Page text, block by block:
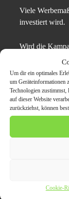
Um dir ein optimales
um Geräteinformationen
Technologien
auf dieser Website
zurückziehst, können
Cookie-
Viele
investiert wird.
Wird die
die Sichtbarkeit.
Ein
auffindbar.
dauerhafte
langfristige